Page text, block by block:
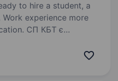
to hire a student, a
experience more
КБТ є